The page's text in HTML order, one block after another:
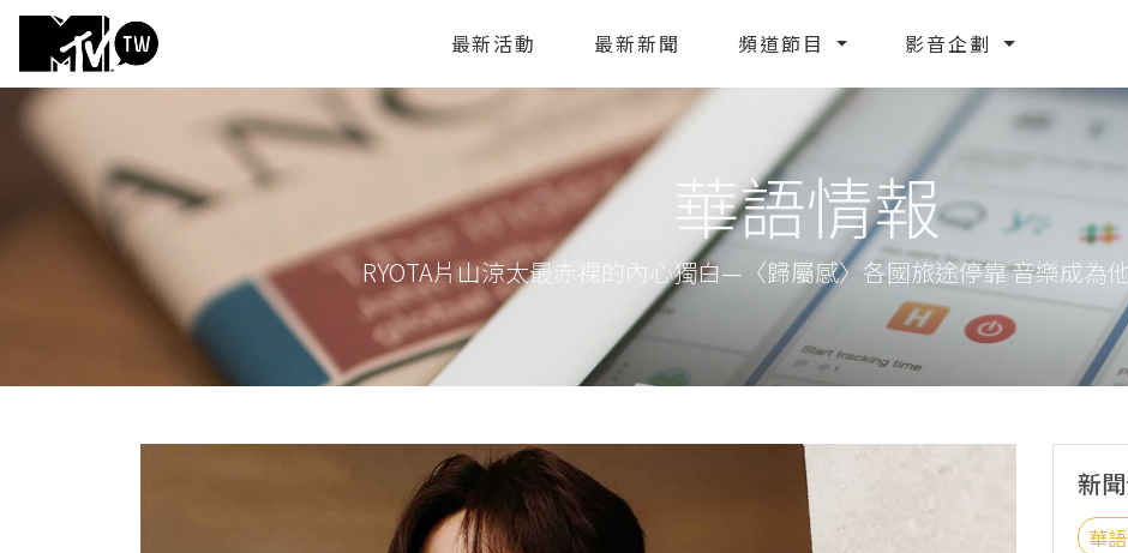
最新活動 最新新聞 頻道節目 影音企劃
華語情報
RYOTA片山涼太最赤裸的內心獨白—〈歸屬感〉各國旅途停靠 音樂成為
新
華